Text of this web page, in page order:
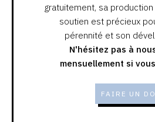
gratuitement, sa
soutien est précieux
pérennité et son
N'hésitez pas à
mensuellement si
FAIRE UN